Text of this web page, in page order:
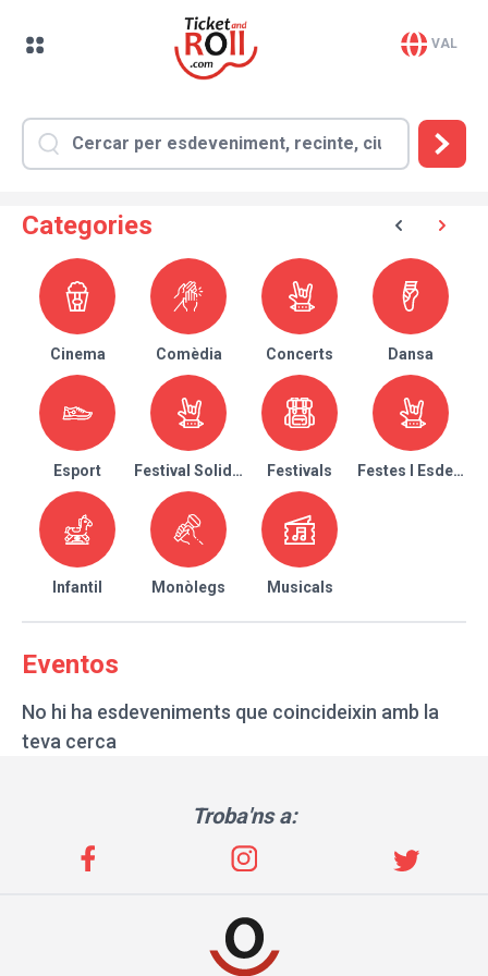
VAL
Categories
Cinema Comèdia Concerts Dansa
Esport Festival Solidari Festivals Festes I
Infantil Monòlegs Musicals
Eventos
No hi ha esdeveniments que coincideixin amb la
teva cerca
Troba'ns a: